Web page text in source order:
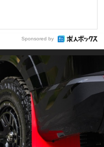
Sponsored by